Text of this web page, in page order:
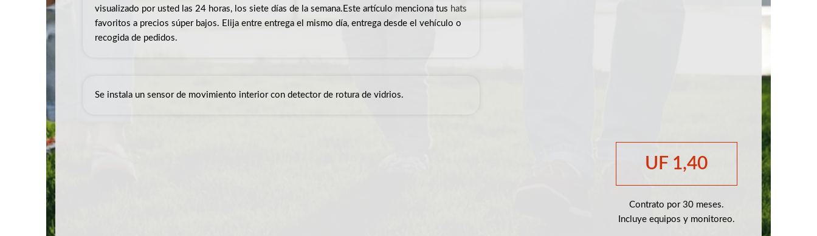
visualizado por usted las 24 horas, los siete días de la semana.Este artículo menciona tus hats
favoritos a precios súper bajos. Elija entre entrega el mismo día, entrega desde el vehículo o
recogida de pedidos.
Se instala un sensor de movimiento interior con detector de rotura de vidrios.
UF 1,40
Contrato por 30 meses.
Incluye equipos y monitoreo.